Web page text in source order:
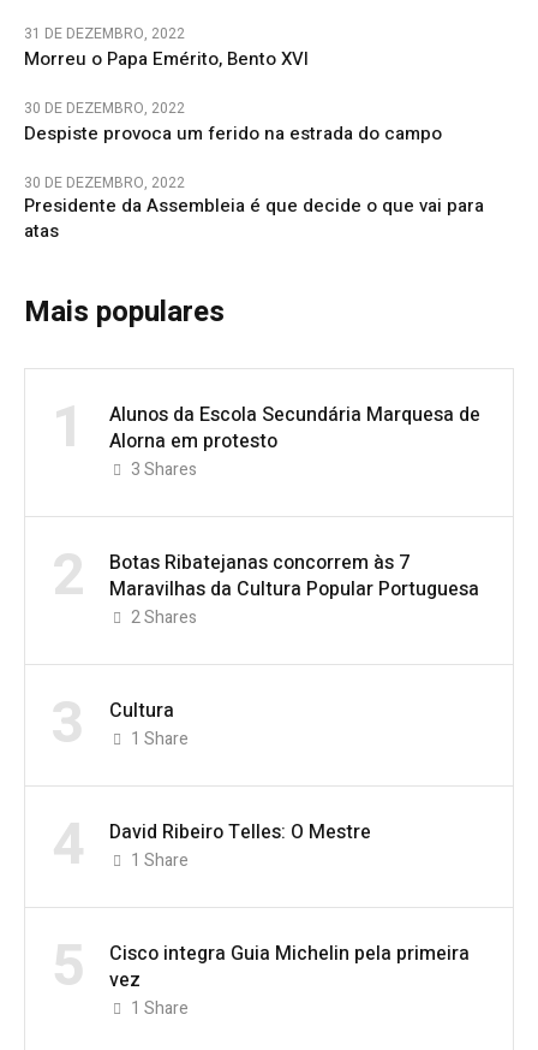
31 DE DEZEMBRO, 2022
Morreu o Papa Emérito, Bento XVI
30 DE DEZEMBRO, 2022
Despiste provoca um ferido na estrada do campo
30 DE DEZEMBRO, 2022
Presidente da Assembleia é que decide o que vai para
atas
Mais populares
1
Alunos da Escola Secundária Marquesa de
Alorna em protesto
3Shares
2
Botas Ribatejanas concorrem às 7
Maravilhas da Cultura Popular Portuguesa
2Shares
3 Cultura
1 Share
4 David Ribeiro Telles: O Mestre
1 Share
5
Cisco integra Guia Michelin pela primeira
vez
1 Share